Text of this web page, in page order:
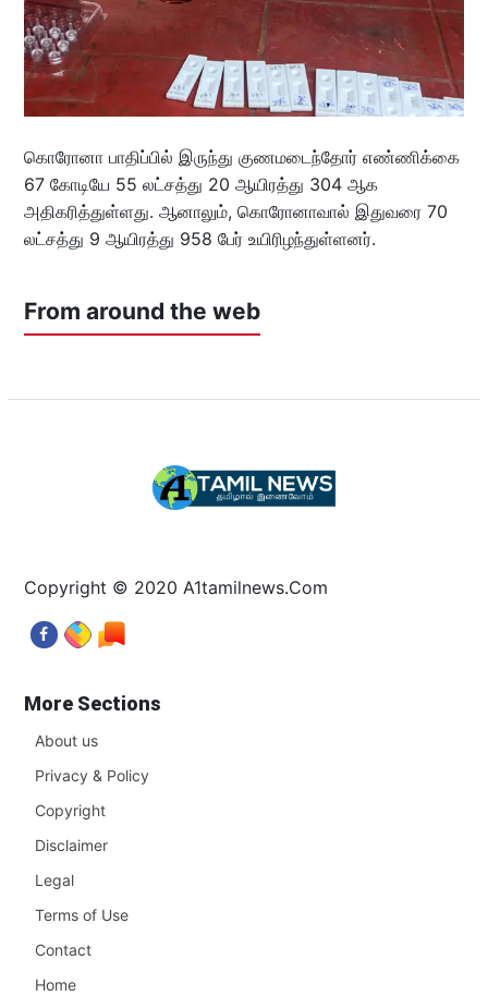
கொரோனா பாதிப்பில் இருந்து குணமடைந்தோர் எண்ணிக்கை
67 கோடியே 55 லட்சத்து 20 ஆயிரத்து 304 ஆக
அதிகரித்துள்ளது. ஆனாலும், கொரோனாவால் இதுவரை 70
லட்சத்து 9 ஆயிரத்து 958 பேர் உயிரிழந்துள்ளனர்.
From around the web
Copyright © 2020 A1tamilnews.Com
More Sections
About us
Privacy & Policy
Copyright
Disclaimer
Legal
Terms of Use
Contact
Home